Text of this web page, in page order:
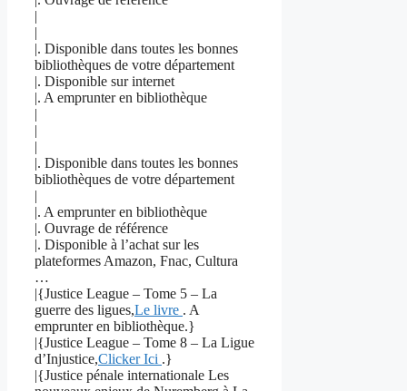
|
|
|. Disponible dans toutes les bonnes
bibliothèques de votre département
|. Disponible sur internet
|. A emprunter en bibliothèque
|
|
|
|. Disponible dans toutes les bonnes
bibliothèques de votre département
|
|. A emprunter en bibliothèque
|. Ouvrage de référence
|. Disponible à l’achat sur les
plateformes Amazon, Fnac, Cultura
…
|{Justice League – Tome 5 – La
guerre des ligues,Le livre . A
emprunter en bibliothèque.}
|{Justice League – Tome 8 – La Ligue
d’Injustice,Clicker Ici .}
|{Justice pénale internationale Les